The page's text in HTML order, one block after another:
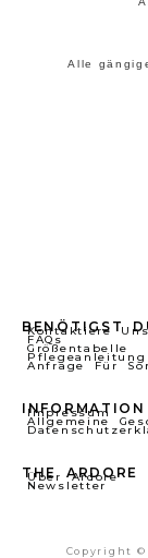
Alle
BENÖTIGST
Kontaktiere
FAQs
Größentabelle
Pflegeanleitung
Anfrage Für
INFORMATION
Impressum
Allgemeine
THE ARDORE
Über Ardore
Newsletter
Copyright ©